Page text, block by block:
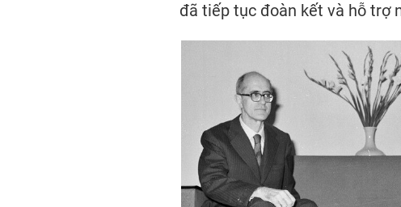
đã tiếp tục đoàn kết và hỗ trợ